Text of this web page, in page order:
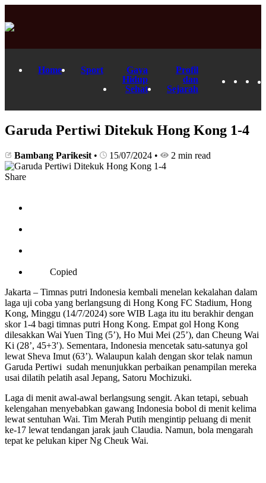
Home Sport
Gaya
Hidup
Sehat
Profil
dan
Sejarah
Garuda Pertiwi Ditekuk Hong Kong 1-4
Bambang Parikesit • 15/07/2024 • 2 min read
Share
Copied
Jakarta – Timnas putri Indonesia kembali menelan kekalahan dalam
laga uji coba yang berlangsung di Hong Kong FC Stadium, Hong
Kong, Minggu (14/7/2024) sore WIB Laga itu itu berakhir dengan
skor 1-4 bagi timnas putri Hong Kong. Empat gol Hong Kong
dilesakkan Wai Yuen Ting (5’), Ho Mui Mei (25’), dan Cheung Wai
Ki (28’, 45+3′). Sementara, Indonesia mencetak satu-satunya gol
lewat Sheva Imut (63’). Walaupun kalah dengan skor telak namun
Garuda Pertiwi sudah menunjukkan perbaikan penampilan mereka
usai dilatih pelatih asal Jepang, Satoru Mochizuki.
Laga di menit awal-awal berlangsung sengit. Akan tetapi, sebuah
kelengahan menyebabkan gawang Indonesia bobol di menit kelima
lewat sentuhan Wai. Tim Merah Putih mengintip peluang di menit
ke-17 lewat tendangan jarak jauh Claudia. Namun, bola mengarah
tepat ke pelukan kiper Ng Cheuk Wai.